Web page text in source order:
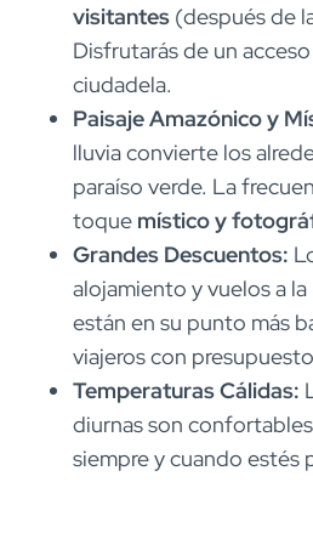
visitantes (después de
Disfrutarás de un
ciudadela.
Paisaje Amazónico y
lluvia convierte los
paraíso verde. La
toque místico y
Grandes Descuentos:
alojamiento y vuelos a
están en su punto más
viajeros con
Temperaturas Cálidas:
diurnas son
siempre y cuando estés